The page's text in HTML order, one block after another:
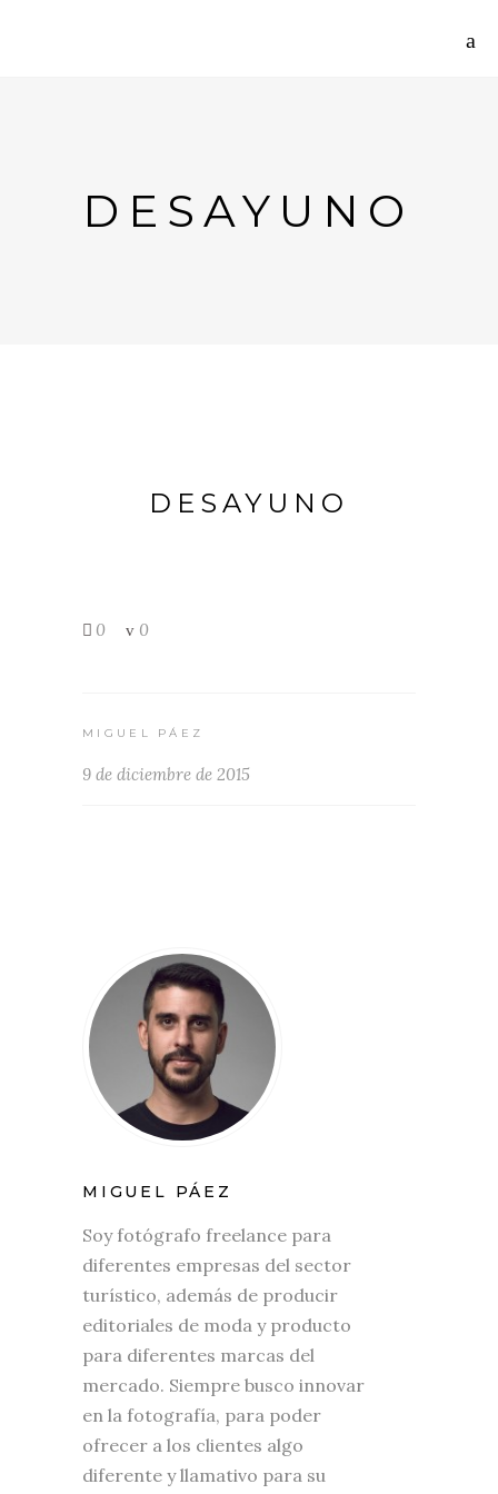
DESAYUNO
DESAYUNO
0 0
MIGUEL PÁEZ
9 de diciembre de 2015
MIGUEL PÁEZ
Soy fotógrafo freelance para
diferentes empresas del sector
turístico, además de producir
editoriales de moda y producto
para diferentes marcas del
mercado. Siempre busco innovar
en la fotografía, para poder
ofrecer a los clientes algo
diferente y llamativo para su